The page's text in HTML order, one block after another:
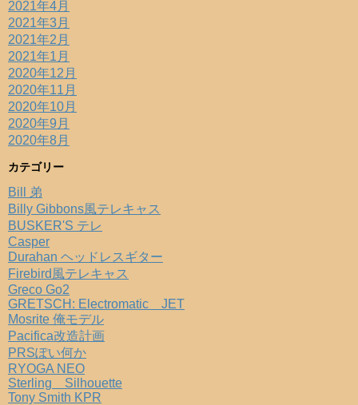
2021年4月
2021年3月
2021年2月
2021年1月
2020年12月
2020年11月
2020年10月
2020年9月
2020年8月
カテゴリー
Bill 弟
Billy Gibbons風テレキャス
BUSKER'S テレ
Casper
Durahan ヘッドレスギター
Firebird風テレキャス
Greco Go2
GRETSCH: Electromatic JET
Mosrite 俺モデル
Pacifica改造計画
PRSぽい何か
RYOGA NEO
Sterling Silhouette
Tony Smith KPR